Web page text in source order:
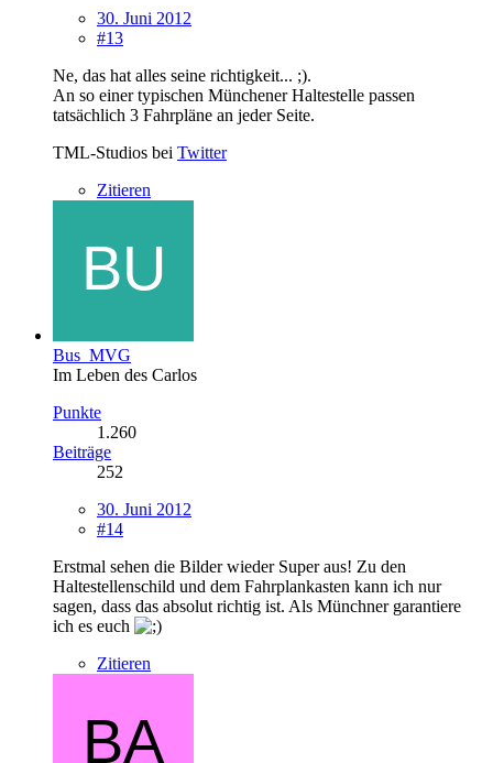
30. Juni 2012
#13
Ne, das hat alles seine richtigkeit... ;).
An so einer typischen Münchener Haltestelle passen
tatsächlich 3 Fahrpläne an jeder Seite.
TML-Studios bei Twitter
Zitieren
Bus_MVG
Im Leben des Carlos
Punkte
1.260
Beiträge
252
30. Juni 2012
#14
Erstmal sehen die Bilder wieder Super aus! Zu den
Haltestellenschild und dem Fahrplankasten kann ich nur
sagen, dass das absolut richtig ist. Als Münchner garantiere
ich es euch
Zitieren